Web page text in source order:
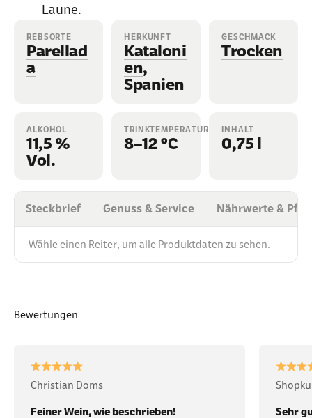
Laune.
REBSORTE
Parellad
a
HERKUNFT
Kataloni
en,
Spanien
GESCHMACK
Trocken
ALKOHOL
11,5 %
Vol.
TRINKTEMPERATUR
8–12 °C
INHALT
0,75 l
Steckbrief Genuss & Service Nährwerte &
Wähle einen Reiter, um alle Produktdaten zu sehen.
Bewertungen
Christian Doms
Feiner Wein, wie beschrieben!
Sehr